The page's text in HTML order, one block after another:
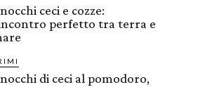
ceci e cozze:
perfetto tra terra e
di ceci al pomodoro,